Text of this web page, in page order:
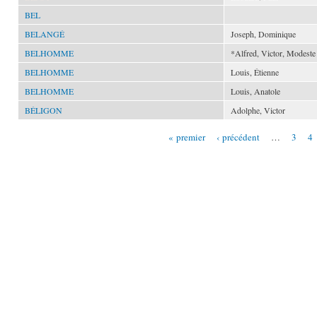
BEL
BELANGÉ
Joseph, Dominique
BELHOMME
*Alfred, Victor, Modeste
BELHOMME
Louis, Étienne
BELHOMME
Louis, Anatole
BÉLIGON
Adolphe, Victor
« premier ‹ précédent … 3 4